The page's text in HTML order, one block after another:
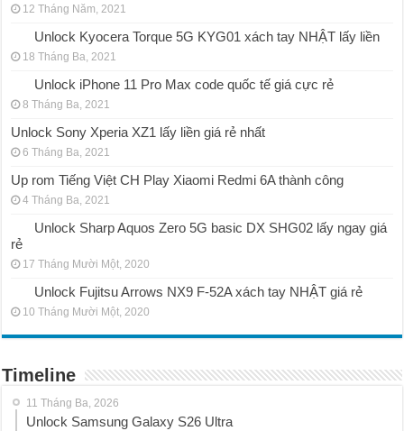
12 Tháng Năm, 2021
Unlock Kyocera Torque 5G KYG01 xách tay NHẬT lấy liền
18 Tháng Ba, 2021
Unlock iPhone 11 Pro Max code quốc tế giá cực rẻ
8 Tháng Ba, 2021
Unlock Sony Xperia XZ1 lấy liền giá rẻ nhất
6 Tháng Ba, 2021
Up rom Tiếng Việt CH Play Xiaomi Redmi 6A thành công
4 Tháng Ba, 2021
Unlock Sharp Aquos Zero 5G basic DX SHG02 lấy ngay giá
rẻ
17 Tháng Mười Một, 2020
Unlock Fujitsu Arrows NX9 F-52A xách tay NHẬT giá rẻ
10 Tháng Mười Một, 2020
Timeline
11 Tháng Ba, 2026
Unlock Samsung Galaxy S26 Ultra